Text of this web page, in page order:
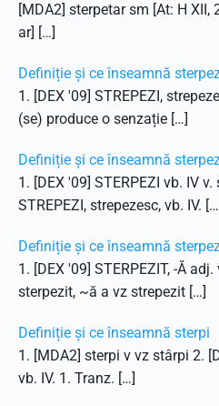
[MDA2] sterpetar sm [At: H
ar] […]
Definiție și ce înseamnă
1. [DEX '09] STREPEZI,
(se) produce o senzație […]
Definiție și ce înseamnă
1. [DEX '09] STERPEZI vb. IV
STREPEZI, strepezesc, vb. IV.
Definiție și ce înseamnă
1. [DEX '09] STERPEZIT, -Ă
sterpezit, ~ă a vz strepezit […]
Definiție și ce înseamnă sterpi
1. [MDA2] sterpi v vz stârpi 2.
vb. IV. 1. Tranz. […]